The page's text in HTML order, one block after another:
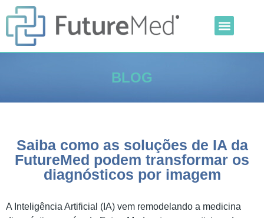
BLOG
Saiba como as soluções de IA da
FutureMed podem transformar os
diagnósticos por imagem
A Inteligência Artificial (IA) vem remodelando a medicina